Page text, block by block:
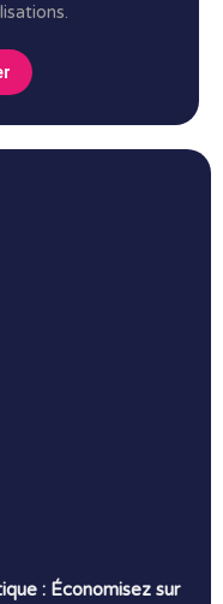
: Économisez sur